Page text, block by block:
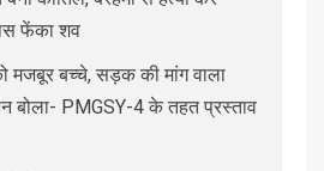
फेंका शव
मजबूर बच्चे, सड़क की मांग वाला
बोला- PMGSY-4 के तहत प्रस्ताव